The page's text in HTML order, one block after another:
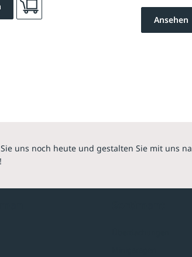
Ansehen
uns noch heute und gestalten Sie mit uns